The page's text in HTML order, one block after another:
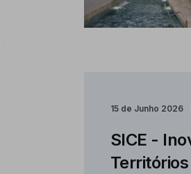
15 de Junho 2026
SICE -